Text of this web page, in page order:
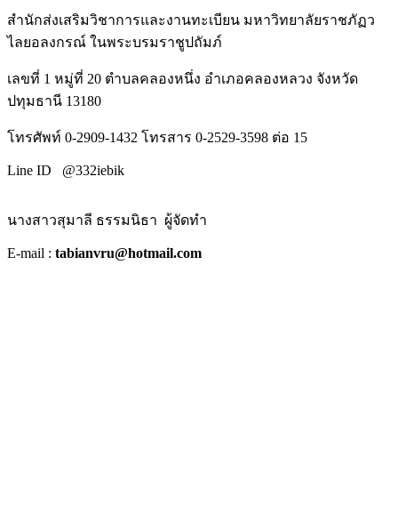
สำนักส่งเสริมวิชาการและงานทะเบียน มหาวิทยาลัยราชภัฏว
ไลยอลงกรณ์ ในพระบรมราชูปถัมภ์
เลขที่ 1 หมู่ที่ 20 ตำบลคลองหนึ่ง อำเภอคลองหลวง จังหวัด
ปทุมธานี 13180
โทรศัพท์ 0-2909-1432 โทรสาร 0-2529-3598 ต่อ 15
Line ID @332iebik
นางสาวสุมาลี ธรรมนิธา ผู้จัดทำ
E-mail : tabianvru@hotmail.com